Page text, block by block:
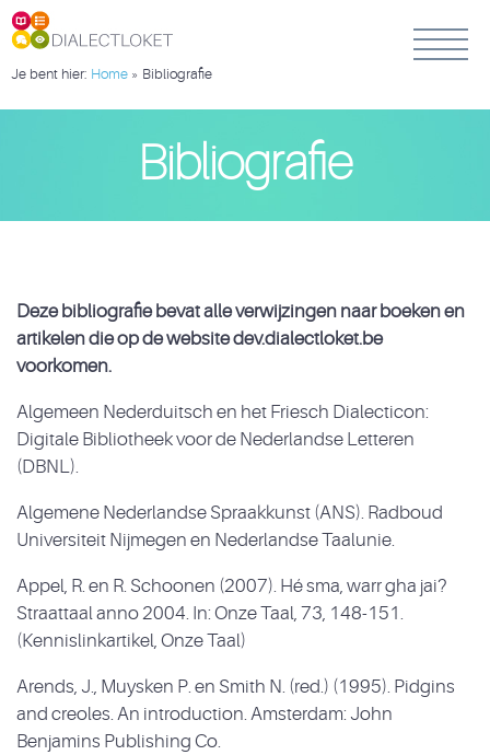
Je bent hier: Home » Bibliografie
Bibliografie
Deze bibliografie bevat alle verwijzingen naar boeken en
artikelen die op de website dev.dialectloket.be
voorkomen.
Algemeen Nederduitsch en het Friesch Dialecticon:
Digitale Bibliotheek voor de Nederlandse Letteren
(DBNL).
Algemene Nederlandse Spraakkunst (ANS). Radboud
Universiteit Nijmegen en Nederlandse Taalunie.
Appel, R. en R. Schoonen (2007). Hé sma, warr gha jai?
Straattaal anno 2004. In: Onze Taal, 73, 148-151.
(Kennislinkartikel, Onze Taal)
Arends, J., Muysken P. en Smith N. (red.) (1995). Pidgins
and creoles. An introduction. Amsterdam: John
Benjamins Publishing Co.